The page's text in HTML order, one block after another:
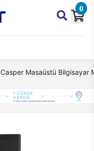
0
Casper Masaüstü Bilgisayar